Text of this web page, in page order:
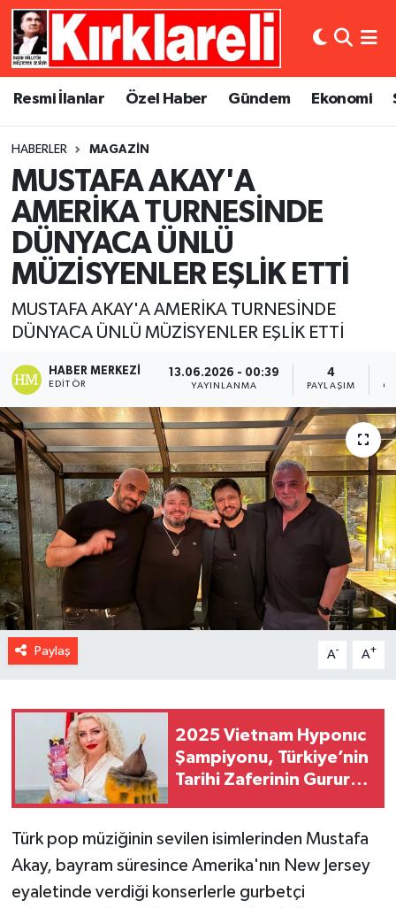
Resmi İlanlar Özel Haber Gündem Ekonomi
HABERLER MAGAZIN
MUSTAFA AKAY'A
AMERİKA TURNESİNDE
DÜNYACA ÜNLÜ
MÜZİSYENLER EŞLİK ETTİ
MUSTAFA AKAY'A AMERİKA TURNESİNDE
DÜNYACA ÜNLÜ MÜZİSYENLER EŞLİK ETTİ
HABER MERKEZI
EDITÖR
13.06.2026 - 00:39
YAYINLANMA
4
PAYLAŞIM
Paylaş A- A+
2025 Vietnam Hyponıc
Şampiyonu, Türkiye’nin
Tarihi Zaferinin Gururu
Türk pop müziğinin sevilen isimlerinden Mustafa
Akay, bayram süresince Amerika'nın New Jersey
eyaletinde verdiği konserlerle gurbetçi
Resmi İlanlar
Gündem
Ekonomi
Siyaset
Asayiş
Dünya
Eğitim
Kültür Sanat
Medya
Sağlık
Künye
Gizlilik Sözleşmesi
Merkez Nöbetçi Eczaneler
Merkez Trafik Yoğunluk Haritası
Süper Lig Puan Durumu ve Fikstür
Tüm Manşetler
Haber Arşivi